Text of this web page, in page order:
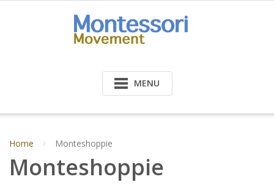
MENU
Home Monteshoppie
Monteshoppie